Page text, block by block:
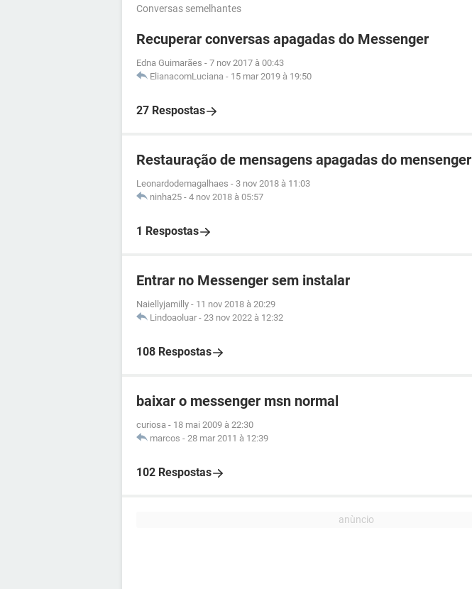
Conversas semelhantes
Recuperar conversas apagadas do Messenger
Edna Guimarães - 7 nov 2017 à 00:43
ElianacomLuciana - 15 mar 2019 à 19:50
27 Respostas
Restauração de mensagens apagadas do mensenger
Leonardodemagalhaes - 3 nov 2018 à 11:03
ninha25 - 4 nov 2018 à 05:57
1 Respostas
Entrar no Messenger sem instalar
Naiellyjamilly - 11 nov 2018 à 20:29
Lindoaoluar - 23 nov 2022 à 12:32
108 Respostas
baixar o messenger msn normal
curiosa - 18 mai 2009 à 22:30
marcos - 28 mar 2011 à 12:39
102 Respostas